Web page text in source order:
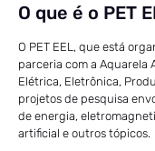
O que é o PET
O PET EEL, que está
parceria com a Aquarela
Elétrica, Eletrônica,
projetos de pesquisa
de energia,
artificial e outros tópicos.